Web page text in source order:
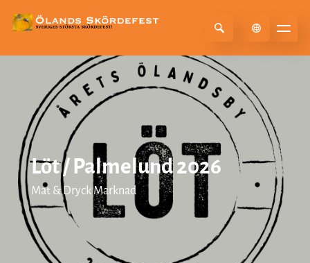
Select Language
Löt / Palmelund 2026
Mat & Dryck Marknad